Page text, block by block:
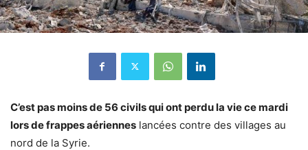
C’est pas moins de 56 civils qui ont perdu la vie ce mardi
lors de frappes aériennes lancées contre des villages au
nord de la Syrie.